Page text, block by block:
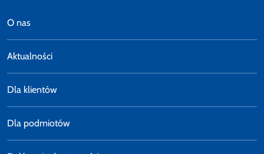
O nas
Aktualności
Dla klientów
Dla podmiotów